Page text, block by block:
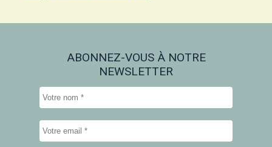
ABONNEZ-VOUS À NOTRE
NEWSLETTER